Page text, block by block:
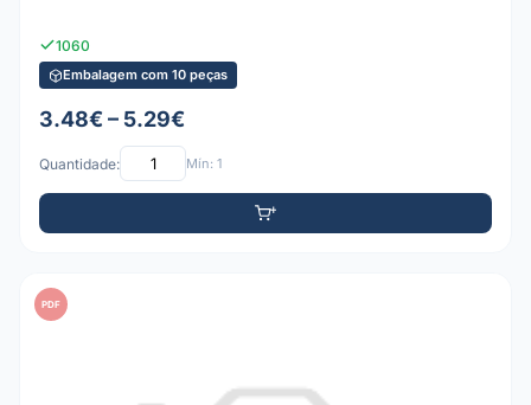
1060
Embalagem com 10 peças
3.48€ – 5.29€
Quantidade: Mín: 1
PDF